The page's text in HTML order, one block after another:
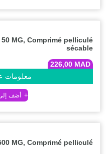
50 MG, Comprimé pelliculé
sécable
226,00 MAD
معلومات
MG, Comprimé pelliculé